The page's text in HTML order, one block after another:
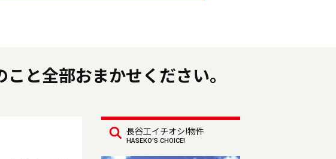
と全部おまかせください。
長谷工イチオシ!物件
HASEKO’S CHOICE!